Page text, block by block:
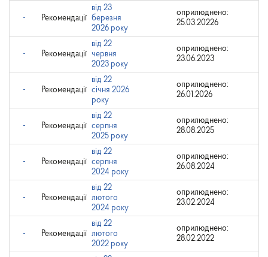
- Рекомендації
від 23
березня
2026 року
оприлюднено:
25.03.20226
- Рекомендації
від 22
червня
2023 року
оприлюднено:
23.06.2023
- Рекомендації
від 22
січня 2026
року
оприлюднено:
26.01.2026
- Рекомендації
від 22
серпня
2025 року
оприлюднено:
28.08.2025
- Рекомендації
від 22
серпня
2024 року
оприлюднено:
26.08.2024
- Рекомендації
від 22
лютого
2024 року
оприлюднено:
23.02.2024
- Рекомендації
від 22
лютого
2022 року
оприлюднено:
28.02.2022